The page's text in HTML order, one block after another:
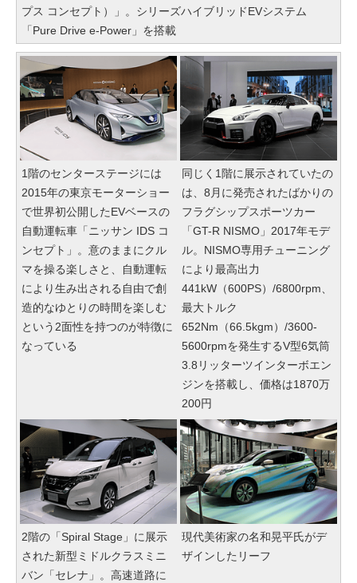
プス コンセプト）」。シリーズハイブリッドEVシステム
「Pure Drive e-Power」を搭載
1階のセンターステージには
2015年の東京モーターショー
で世界初公開したEVベースの
自動運転車「ニッサン IDS コ
ンセプト」。意のままにクル
マを操る楽しさと、自動運転
により生み出される自由で創
造的なゆとりの時間を楽しむ
という2面性を持つのが特徴に
なっている
同じく1階に展示されていたの
は、8月に発売されたばかりの
フラグシップスポーツカー
「GT-R NISMO」2017年モデ
ル。NISMO専用チューニング
により最高出力
441kW（600PS）/6800rpm、
最大トルク
652Nm（66.5kgm）/3600-
5600rpmを発生するV型6気筒
3.8リッターツインターボエン
ジンを搭載し、価格は1870万
200円
2階の「Spiral Stage」に展示
された新型ミドルクラスミニ
バン「セレナ」。高速道路に
現代美術家の名和晃平氏がデ
ザインしたリーフ